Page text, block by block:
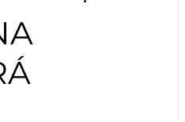
Processos seletivos